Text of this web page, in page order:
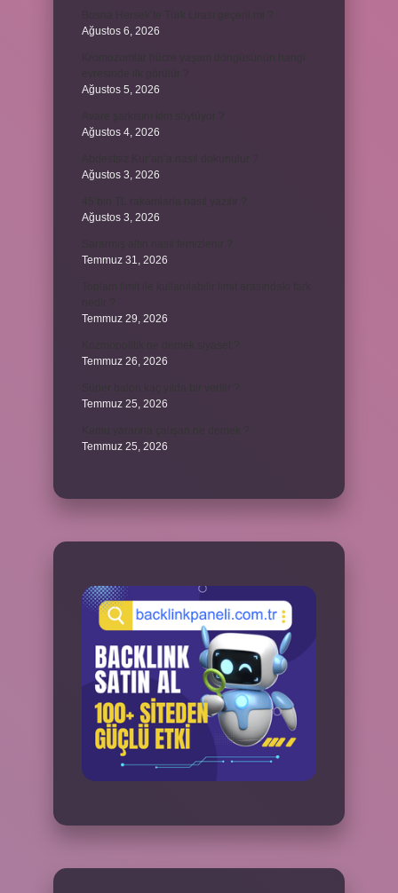
Ağustos 6, 2026
Ağustos 5, 2026
Ağustos 4, 2026
Ağustos 3, 2026
Ağustos 3, 2026
Temmuz 31, 2026
Temmuz 29, 2026
Temmuz 26, 2026
Temmuz 25, 2026
Temmuz 25, 2026